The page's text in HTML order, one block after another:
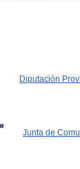
Diputación
Junta de